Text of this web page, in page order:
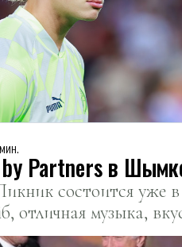
На старте: Пикник by
состоится уже в
отличная музыка,